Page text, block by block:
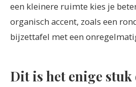
een kleinere ruimte kies je
organisch accent, zoals een
bijzettafel met een
Dit is het enige stuk